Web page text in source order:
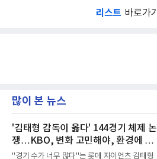
리스트 바로가기
많이 본 뉴스
'김태형 감독이 옳다' 144경기 체제 논
쟁…KBO, 변화 고민해야, 환경에 맞
는 경기 수가 바람직
"경기 수가 너무 많다"는 롯데 자이언츠 김태형